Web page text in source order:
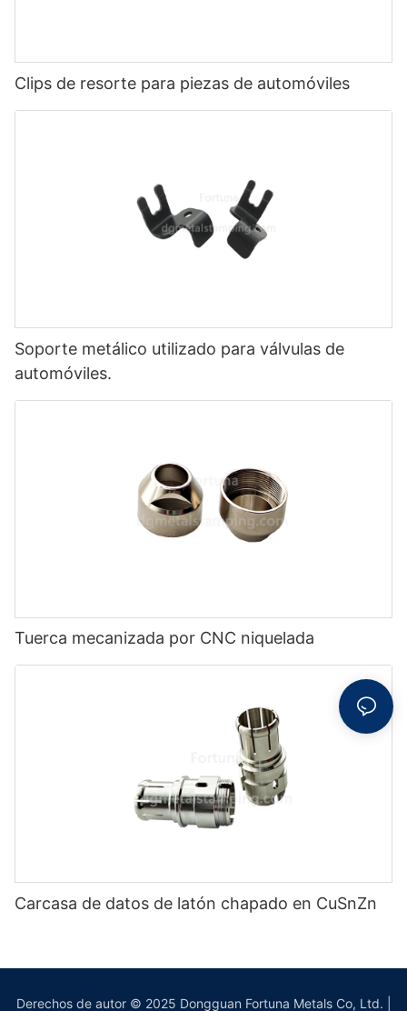
Clips de resorte para piezas de automóviles
Soporte metálico utilizado para válvulas de
automóviles.
Tuerca mecanizada por CNC niquelada
Carcasa de datos de latón chapado en CuSnZn
Derechos de autor © 2025 Dongguan Fortuna Metals Co, Ltd. |